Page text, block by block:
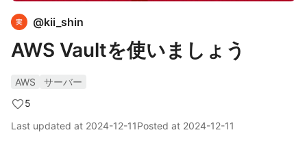
@kii_shin
AWS Vaultを使いましょう
AWS
サーバー
5
Last updated at 2024-12-11Posted at 2024-12-11